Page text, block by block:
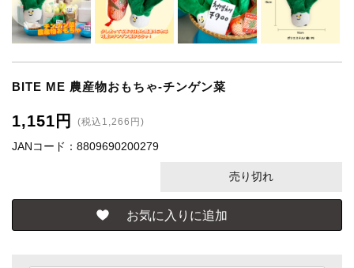
BITE ME 農産物おもちゃ-チンゲン菜
1,151円 (税込1,266円)
JANコード：8809690200279
売り切れ